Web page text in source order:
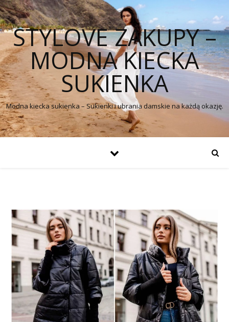
STYLOVE ZAKUPY –
MODNA KIECKA
SUKIENKA
Modna kiecka sukienka – Sukienki i ubrania damskie na każdą okazję.